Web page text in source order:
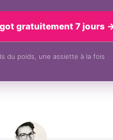
gratuitement 7 jours
du poids, une assiette à la fois